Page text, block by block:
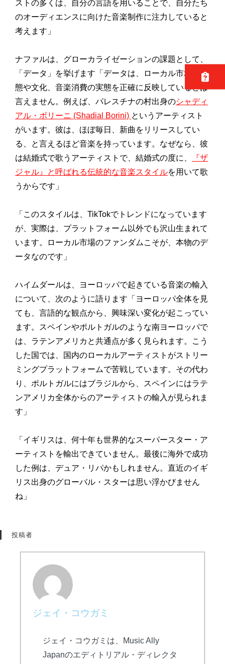
ストの多くは、自分の言語を用いることで、自分たち
のオーディエンスに向けた音楽制作に注力していると
考えます」
ナファルは、グローカライゼーションの課題として、
「データ」を挙げます「データは、ローカル市場の状
態や文化、音楽消費の実態を正確に反映しているとは
言えません。例えば、パレスチナの村出身のシャディ
アル・ボリーニ (Shadial Borini) というアーティスト
がいます。彼は、ほぼ毎日、新曲をリリースしてい
る、と言えるほど音楽を持っています。なぜなら、彼
は結婚式で歌うアーティストで、結婚式の度に、
『ザ
ジャル』と呼ばれる伝統的な音楽スタイルを用いて歌
うからです」
「このスタイルは、TikTokでトレンドになっています
が、実際は、プラットフォーム以外でも沢山生まれて
います。ローカル市場のファンダムこそが、本物のデ
ータなのです」
ハイムダールは、ヨーロッパで起きている音楽の輸入
について、次のように語ります「ヨーロッパ全体を見
ても、言語的な観点から、興味深い変化が起こってい
ます。スペインやポルトガルのような南ヨーロッパで
は、ラテンアメリカと共通点が多く見られます。こう
した国では、国内のローカルアーティストがストリー
ミングプラットフォームで苦戦しています。その代わ
り、ポルトガルにはブラジルから、スペインにはラテ
ンアメリカ全体からのアーティストの輸入が見られま
す」
「イギリスは、何十年も世界的なスーパースター・ア
ーティストを輸出できていません。最後に海外で成功
した例は、デュア・リパかもしれません。直近のイギ
リス出身のグローバル・スターは思い浮かびません
ね」
投稿者
ジェイ・コウガミ
ジェイ・コウガミは、Music Ally
Japanのエディトリアル・ディレクタ